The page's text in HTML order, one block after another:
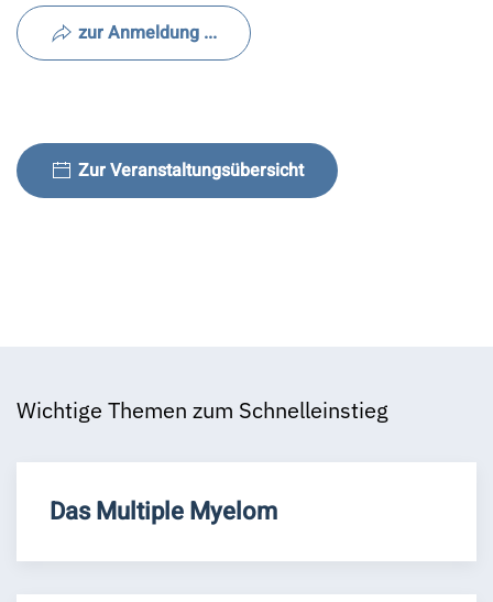
zur Anmeldung ...
Zur Veranstaltungsübersicht
Wichtige Themen zum Schnelleinstieg
Das Multiple Myelom